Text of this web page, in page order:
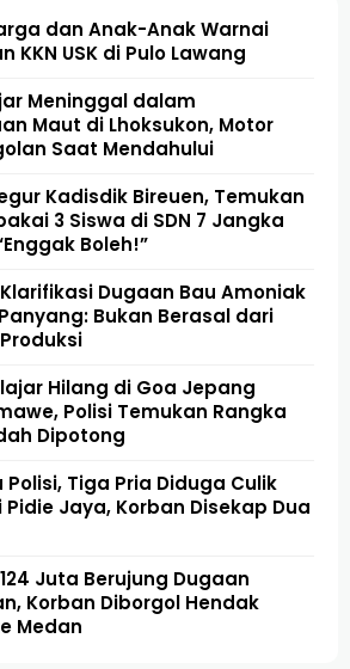
dan Anak-Anak Warnai
KKN USK di Pulo Lawang
Meninggal dalam
Maut di Lhoksukon, Motor
Saat Mendahului
Kadisdik Bireuen, Temukan
3 Siswa di SDN 7 Jangka
Boleh!”
Klarifikasi Dugaan Bau Amoniak
Bukan Berasal dari
Hilang di Goa Jepang
Polisi Temukan Rangka
Dipotong
Polisi, Tiga Pria Diduga Culik
Jaya, Korban Disekap Dua
Juta Berujung Dugaan
Korban Diborgol Hendak
Medan